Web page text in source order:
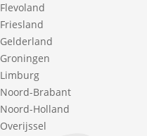
Flevoland
Friesland
Gelderland
Groningen
Limburg
Noord-Brabant
Noord-Holland
Overijssel